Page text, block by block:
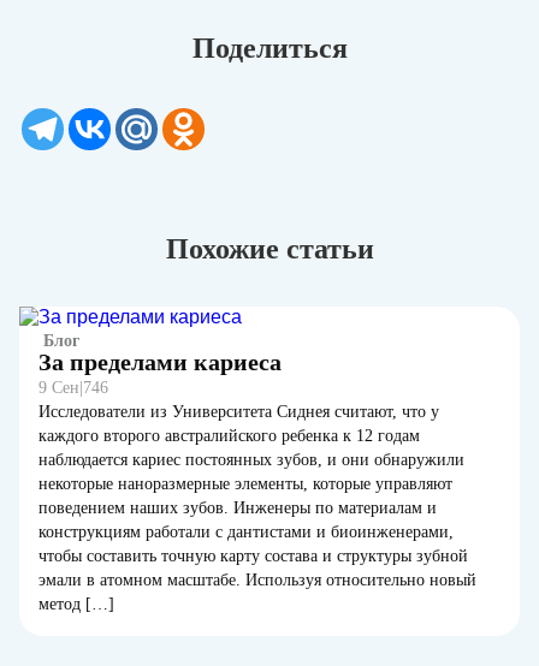
Поделиться
Похожие статьи
Блог
За пределами кариеса
9 Сен 746
Исследователи из Университета Сиднея считают, что у
каждого второго австралийского ребенка к 12 годам
наблюдается кариес постоянных зубов, и они обнаружили
некоторые наноразмерные элементы, которые управляют
поведением наших зубов. Инженеры по материалам и
конструкциям работали с дантистами и биоинженерами,
чтобы составить точную карту состава и структуры зубной
эмали в атомном масштабе. Используя относительно новый
метод […]